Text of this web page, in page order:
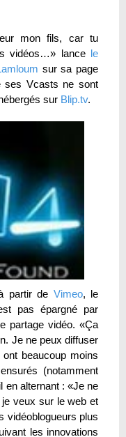
mon fils, car tu
vidéos…» lance le
sur sa page
ses Vcasts ne sont
sur Blip.tv.
partir de Vimeo, le
pas épargné par
partage vidéo. «Ça
Je ne peux diffuser
beaucoup moins
(notamment
en alternant : «Je ne
veux sur le web et
vidéoblogueurs plus
les innovations